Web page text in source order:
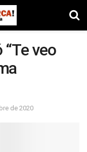
veo
de 2020